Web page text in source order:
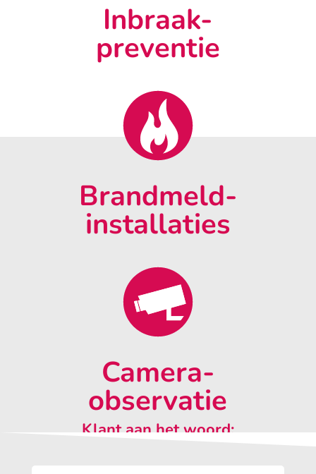
Inbraak-
preventie
Brandmeld-
installaties
Camera-
observatie
Klant aan het woord: